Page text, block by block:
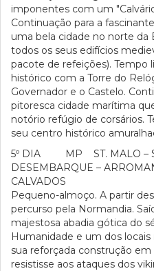
imponentes com um
Continuação para a
uma bela cidade no norte da
todos os seus edifícios
pacote de refeições). Tempo
histórico com a Torre do
Governador e o Castelo.
pitoresca cidade marítima
notório refúgio de corsários.
seu centro histórico
5º DIA MP ST. MALO –
DESEMBARQUE –
CALVADOS
Pequeno-almoço. A partir
percurso pela Normandia.
majestosa abadia gótica do
Humanidade e um dos locais
sua reforçada construção
resistisse aos ataques dos